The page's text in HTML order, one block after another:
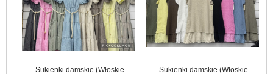
Sukienki damskie (Włoskie
Sukienki damskie (Włoskie